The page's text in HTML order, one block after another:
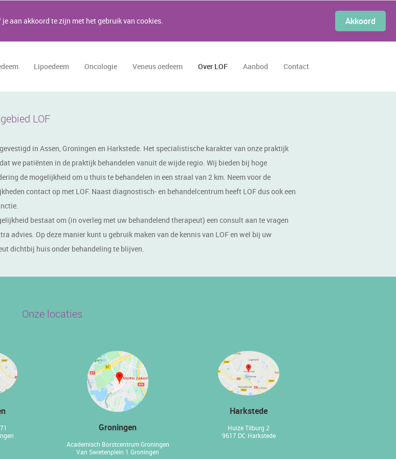
aan akkoord te zijn met het gebruik van cookies. Akkoord
Lipoedeem Oncologie Veneus oedeem Over LOF Aanbod Contact
LOF
in Assen, Groningen en Harkstede. Het specialistische karakter van onze praktijk
we patiënten in de praktijk behandelen vanuit de wijde regio. Wij bieden bij hoge
de mogelijkheid om u thuis te behandelen in een straal van 2 km. Neem voor de
contact op met LOF. Naast diagnostisch- en behandelcentrum heeft LOF dus ook een
bestaat om (in overleg met uw behandelend therapeut) een consult aan te vragen
advies. Op deze manier kunt u gebruik maken van de kennis van LOF en wel bij uw
dichtbij huis onder behandeling te blijven.
Onze locaties
Groningen
Academisch Borstcentrum Groningen
Van Swietenplein 1 Groningen
Harkstede
Huize Tilburg 2
9617 DC Harkstede